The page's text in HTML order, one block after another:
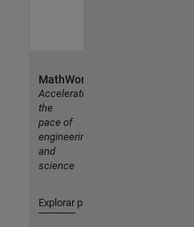
MathWorks
Accelerating
the
pace of
engineering
and
science
Explorar productos